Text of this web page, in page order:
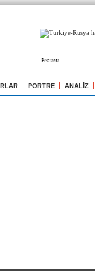
Реклама
PORTRE ANALİZ